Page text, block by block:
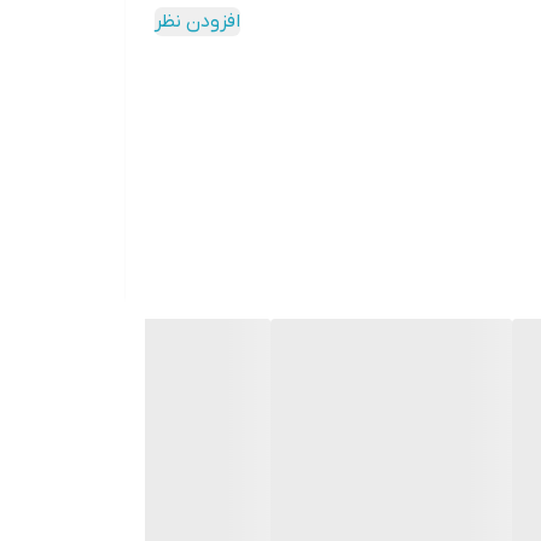
افزودن نظر